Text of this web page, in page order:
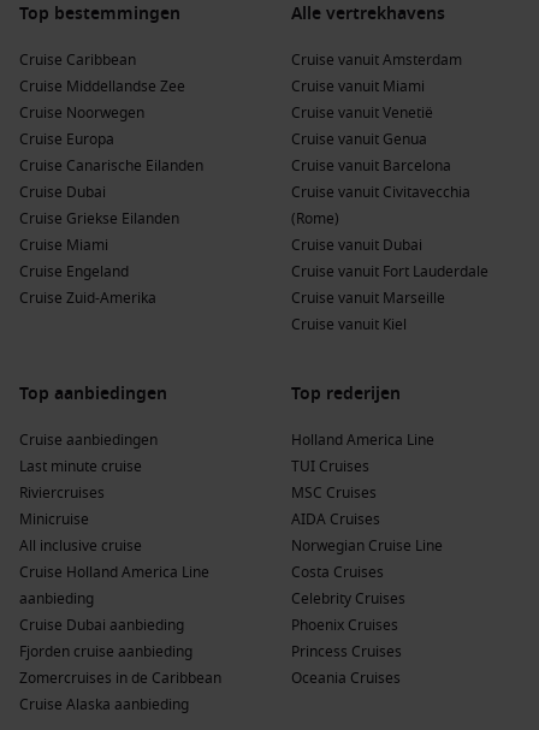
“weekendcruises” én langere eilandroutes).
Type route:oostelijk, westelijk of een combinatie, soms
met extra stop op een privé-eiland.
Voor en na de cruise:
Miami is ideaal om te verlengen met
een citytrip of stranddagen.
Omdat Miami zo’n grote cruisehub is, vertrekken er het hele
jaar door schepen. Dat betekent: veel afvaarten, veel
aanbiedingen en vaak ook mooie hutkeuzes als je op tijd
Voordelen van Caribbean cruises vanuit Miami
Waarom kiezen zoveel cruisereizigers voor Miami als
startpunt? Simpel: je krijgt veel Caraïben in weinig tijd, met
een uitstekende logistiek en een vakantiegevoel dat meteen
begint zodra je in Florida aankomt.
Enorme routekeuze– je kunt makkelijk kiezen tussen
meerdere eilandcombinaties, van relaxte strandstops tot
actieve excursies.
Miami als bonusbestemming
– plan een extra dag voor
South Beach, Wynwood of een trip naar de Everglades.
Ideaal voor zonzoekers
Top bestemmingen
Cruise Caribbean
Cruise Middellandse Zee
Cruise Noorwegen
Cruise Europa
Cruise Canarische Eilanden
Cruise Dubai
Cruise Griekse Eilanden
Cruise Miami
Cruise Engeland
Cruise Zuid-Amerika
Alle vertrekhavens
Cruise vanuit Amsterdam
Cruise vanuit Miami
Cruise vanuit Venetië
Cruise vanuit Genua
Cruise vanuit Barcelona
Cruise vanuit Civitavecchia
(Rome)
Cruise vanuit Dubai
Cruise vanuit Fort Lauderdale
Cruise vanuit Marseille
Cruise vanuit Kiel
Top aanbiedingen
Cruise aanbiedingen
Last minute cruise
Riviercruises
Minicruise
All inclusive cruise
Cruise Holland America Line
aanbieding
Cruise Dubai aanbieding
Fjorden cruise aanbieding
Zomercruises in de Caribbean
Cruise Alaska aanbieding
Top rederijen
Holland America Line
TUI Cruises
MSC Cruises
AIDA Cruises
Norwegian Cruise Line
Costa Cruises
Celebrity Cruises
Phoenix Cruises
Princess Cruises
Oceania Cruises